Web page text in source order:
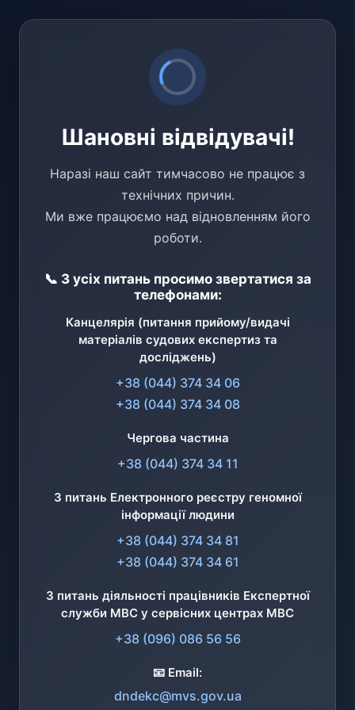
Шановні відвідувачі!
Наразі наш сайт тимчасово не працює з
технічних причин.
Ми вже працюємо над відновленням його
роботи.
📞 З усіх питань просимо звертатися за
телефонами:
Канцелярія (питання прийому/видачі
матеріалів судових експертиз та
досліджень)
+38 (044) 374 34 06
+38 (044) 374 34 08
Чергова частина
+38 (044) 374 34 11
З питань Електронного реєстру геномної
інформації людини
+38 (044) 374 34 81
+38 (044) 374 34 61
З питань діяльності працівників Експертної
служби МВС у сервісних центрах МВС
+38 (096) 086 56 56
📧 Email:
dndekc@mvs.gov.ua